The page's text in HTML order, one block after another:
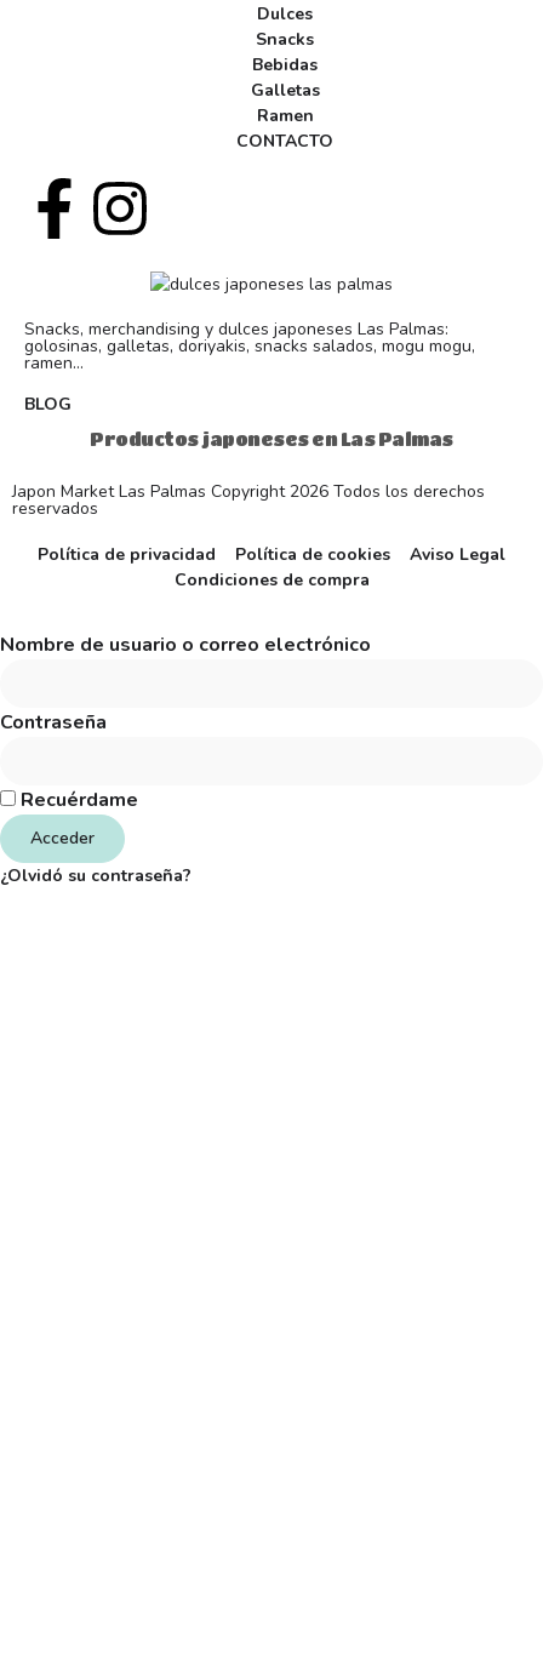
Snacks, merchandising y dulces japoneses Las Palmas:
golosinas, galletas, doriyakis, snacks salados, mogu mogu,
ramen...
BLOG
Productos japoneses en Las Palmas
Dulces
Snacks
Bebidas
Galletas
Ramen
CONTACTO
Japon Market Las Palmas Copyright 2026 Todos los derechos
reservados
Política de privacidad
Política de cookies
Aviso Legal
Condiciones de compra
Nombre de usuario o correo electrónico
Contraseña
Recuérdame
Acceder
¿Olvidó su contraseña?